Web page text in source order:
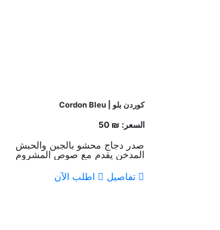
کوردن بلو | Cordon Bleu
السعر: ₪ 50
صدر دجاج محشو بالجبن والحبش
المدخن يقدم مع صوص المشروم
تفاصيل
اطلب الآن